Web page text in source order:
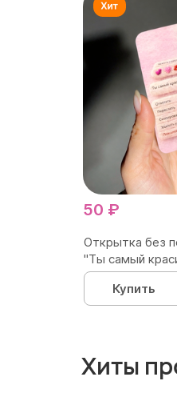
50 ₽
Открытка без
"Ты самый
Купить
Хиты